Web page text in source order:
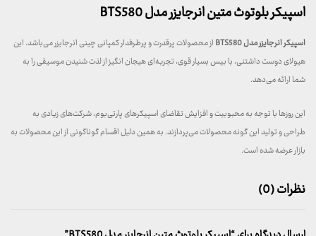
اسپیکر بلوتوث متین انرجایزر مدل BTS580
اسپیکر انرجایزر مدل BTS580
از محصولات پرقدرت و پرطرفدار کمپانی چینی انرجایزر می‌باشد. این
هیولای دوست داشتنی، با بیس بسیار قوی، تجربه‌ای هیجان انگیز از لذت شنیدن موسیقی را به
شما ارائه می‌دهد.
این روزها با توجه به محبوبیت و افزایش تقاضای اسپیکرهای پارتی‌بوم، شرکت‌های زیادی به
طراحی و تولید این گونه محصولات می‌پردازند. به همین دلیل اقسام گوناگونی از این محصولات به
بازار عرضه شده است.
نظرات (0)